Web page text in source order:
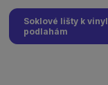
Soklové lišty k
podlahám